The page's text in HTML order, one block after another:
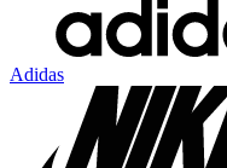
Adidas